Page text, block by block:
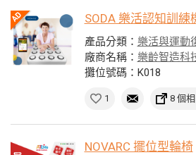
SODA 樂活認知訓練
產品分類： 樂活與運動
廠商名稱： 樂齡智造科
攤位號碼：K018
1 8 個
NOVARC 擺位型輪椅